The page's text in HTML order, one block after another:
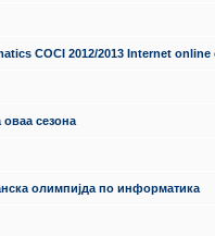
COCI 2012/2013 Internet online
оваа сезона
олимпијда по информатика